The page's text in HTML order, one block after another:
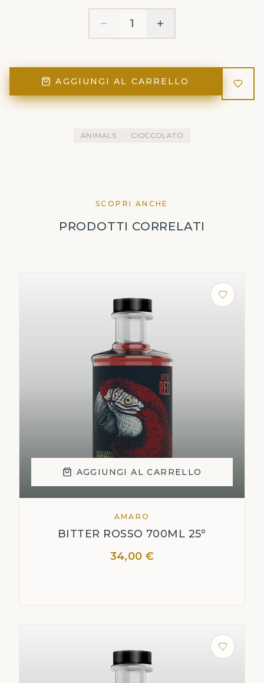
1
AGGIUNGI AL CARRELLO
ANIMALS CIOCCOLATO
SCOPRI ANCHE
PRODOTTI CORRELATI
AGGIUNGI AL CARRELLO
AMARO
BITTER ROSSO 700ML 25°
34,00 €